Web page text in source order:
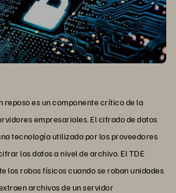
reposo es un componente crítico de la
empresariales. El cifrado de datos
tecnología utilizada por los proveedores
los datos a nivel de archivo. El TDE
los robos físicos cuando se roban unidades
archivos de un servidor